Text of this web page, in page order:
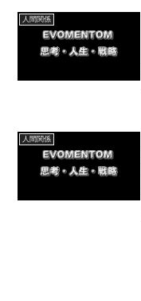
人間関係
人間関係